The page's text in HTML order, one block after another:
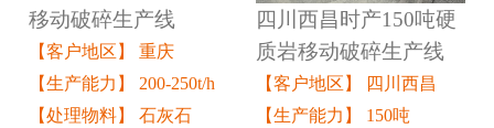
移动破碎生产线
【客户地区】 重庆
【生产能力】 200-250t/h
【处理物料】 石灰石
四川西昌时产150吨硬
质岩移动破碎生产线
【客户地区】 四川西昌
【生产能力】 150吨